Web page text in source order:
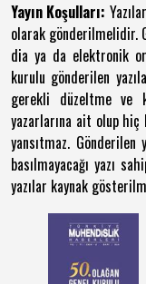
Yayın Koşulları:
olarak gönderilmelidir.
dia ya da elektronik
kurulu gönderilen
gerekli düzeltme ve
yazarlarına ait olup hiç
yansıtmaz. Gönderilen
basılmayacağı yazı
yazılar kaynak